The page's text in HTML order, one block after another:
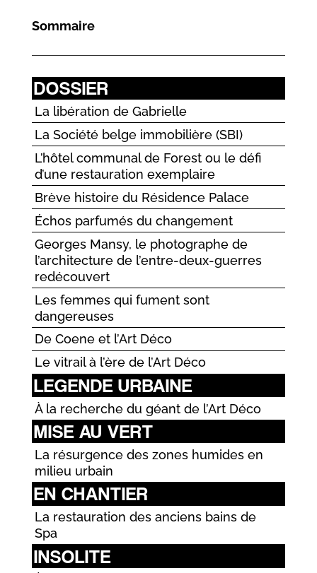
Sommaire
DOSSIER
La libération de Gabrielle
La Société belge immobilière (SBI)
L’hôtel communal de Forest ou le défi
d’une restauration exemplaire
Brève histoire du Résidence Palace
Échos parfumés du changement
Georges Mansy, le photographe de
l’architecture de l’entre-deux-guerres
redécouvert
Les femmes qui fument sont
dangereuses
De Coene et l’Art Déco
Le vitrail à l’ère de l’Art Déco
LEGENDE URBAINE
À la recherche du géant de l’Art Déco
MISE AU VERT
La résurgence des zones humides en
milieu urbain
EN CHANTIER
La restauration des anciens bains de
Spa
INSOLITE